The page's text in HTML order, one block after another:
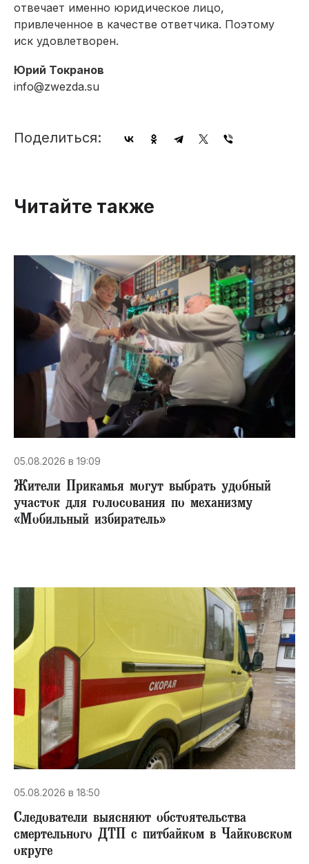
отвечает именно юридическое лицо,
привлеченное в качестве ответчика. Поэтому
иск удовлетворен.
Юрий Токранов
info@zwezda.su
Поделиться:
Читайте также
05.08.2026 в 19:09
Жители Прикамья могут выбрать удобный
участок для голосования по механизму
«Мобильный избиратель»
05.08.2026 в 18:50
Следователи выясняют обстоятельства
смертельного ДТП с питбайком в Чайковском
округе